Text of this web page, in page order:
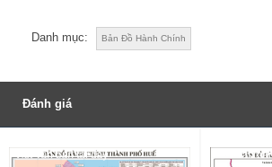
Danh mục: Bản Đồ Hành Chính
Đánh giá
Đánh giá